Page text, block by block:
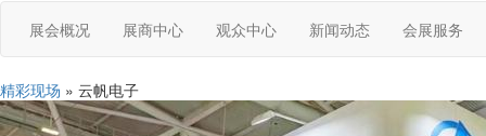
展会概况 展商中心 观众中心 新闻动态 会展服务
精彩现场 » 云帆电子